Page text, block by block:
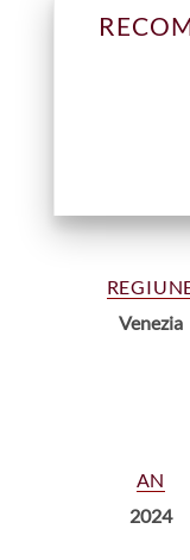
Venezia
AN
2024